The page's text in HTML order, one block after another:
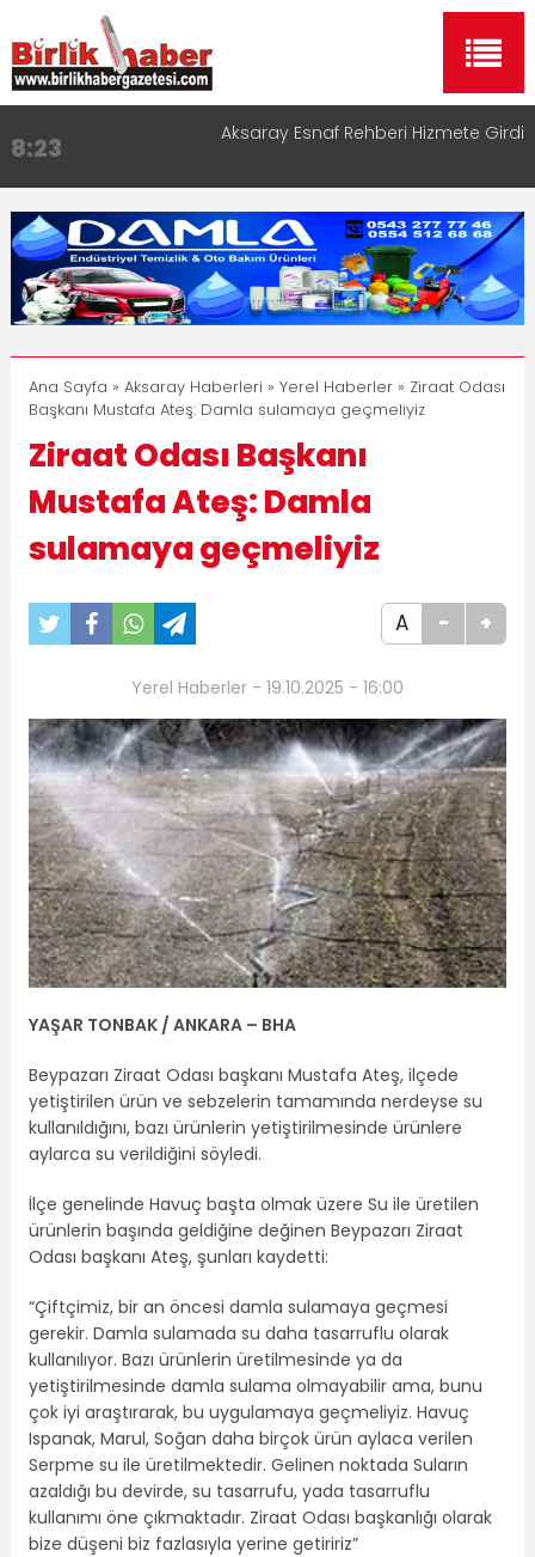
8:23 Aksaray Esnaf Rehberi Hizmete Girdi
11:30
Birlikhaber.com Yayın Hayatına Başladı | Hızlı ve
Akıllı Haber Platformu
13:33 Taşımacılıkta Dijital Devrim: Rota Sepetim
17:15
Aksaray OSB Bölge Müdürü Makam Koltuğunu
Çocuklara Bıraktı
16:00
Aksaray Esnaf Rehberi ile Google ve Yapay Zeka
Aramalarında Öne Çıkın
Ana Sayfa » Aksaray Haberleri » Yerel Haberler» Ziraat Odası
Başkanı Mustafa Ateş: Damla sulamaya geçmeliyiz
Ziraat Odası Başkanı
Mustafa Ateş: Damla
sulamaya geçmeliyiz
A - +
Yerel Haberler - 19.10.2025 - 16:00
YAŞAR TONBAK / ANKARA – BHA
Beypazarı Ziraat Odası başkanı Mustafa Ateş, ilçede
yetiştirilen ürün ve sebzelerin tamamında nerdeyse su
kullanıldığını, bazı ürünlerin yetiştirilmesinde ürünlere
aylarca su verildiğini söyledi.
İlçe genelinde Havuç başta olmak üzere Su ile üretilen
ürünlerin başında geldiğine değinen Beypazarı Ziraat
Odası başkanı Ateş, şunları kaydetti:
“Çiftçimiz, bir an öncesi damla sulamaya geçmesi
gerekir. Damla sulamada su daha tasarruflu olarak
kullanılıyor. Bazı ürünlerin üretilmesinde ya da
yetiştirilmesinde damla sulama olmayabilir ama, bunu
çok iyi araştırarak, bu uygulamaya geçmeliyiz. Havuç
Ispanak, Marul, Soğan daha birçok ürün aylaca verilen
Serpme su ile üretilmektedir. Gelinen noktada Suların
azaldığı bu devirde, su tasarrufu, yada tasarruflu
kullanımı öne çıkmaktadır. Ziraat Odası başkanlığı olarak
bize düşeni biz fazlasıyla yerine getiririz”